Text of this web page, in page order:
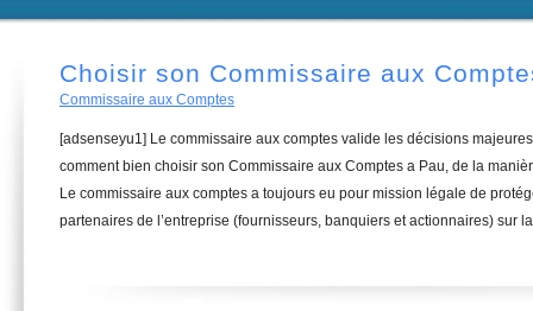
Choisir son Commissaire aux
Commissaire aux Comptes
[adsenseyu1] Le commissaire aux comptes valide les décisions
comment bien choisir son Commissaire aux Comptes a Pau, de la
Le commissaire aux comptes a toujours eu pour mission légale de
partenaires de l’entreprise (fournisseurs, banquiers et actionnaires) sur